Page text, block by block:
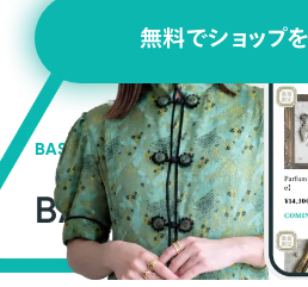
無料でショップ
BASEの強み
BASEが強い3